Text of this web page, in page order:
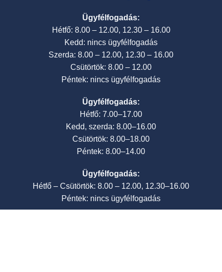
Ügyfélfogadás:
Hétfő: 8.00 – 12.00, 12.30 – 16.00
Kedd: nincs ügyfélfogadás
Szerda: 8.00 – 12.00, 12.30 – 16.00
Csütörtök: 8.00 – 12.00
Péntek: nincs ügyfélfogadás
Ügyfélfogadás:
Hétfő: 7.00–17.00
Kedd, szerda: 8.00–16.00
Csütörtök: 8.00–18.00
Péntek: 8.00–14.00
Ügyfélfogadás:
Hétfő – Csütörtök: 8.00 – 12.00, 12.30–16.00
Péntek: nincs ügyfélfogadás